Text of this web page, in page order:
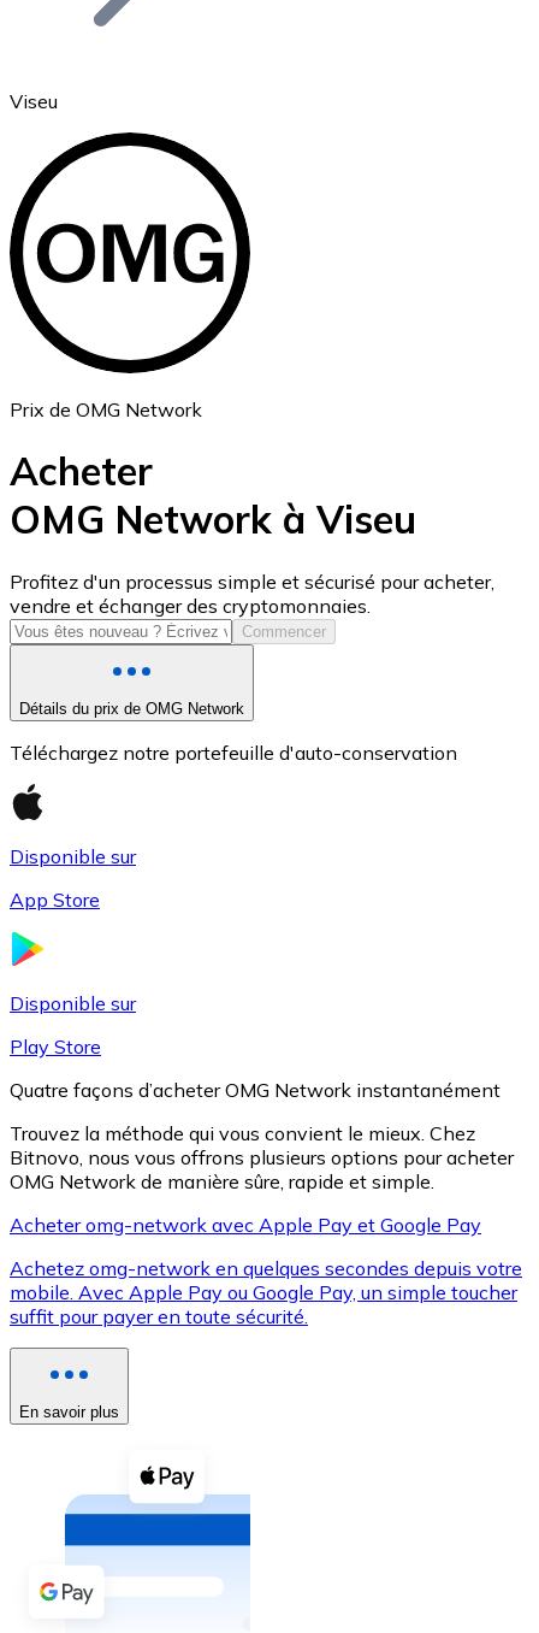
Ethereum
ETH
USD Coin
USDC
XRP
XRP
Voir toutes
Coupons crypto
Achetez des cryptomonnaies en espèces et d'autres
Acheter avec espèces
Virement SEPA
Viseu
Prix de OMG Network
Acheter
OMG Network à Viseu
Profitez d'un processus simple et sécurisé pour acheter,
vendre et échanger des cryptomonnaies.
Commencer
Détails du prix de OMG Network
Téléchargez notre portefeuille d'auto-conservation
Disponible sur
App Store
Disponible sur
Play Store
Quatre façons d’acheter OMG Network instantanément
Trouvez la méthode qui vous convient le mieux. Chez
Bitnovo, nous vous offrons plusieurs options pour acheter
OMG Network de manière sûre, rapide et simple.
Acheter omg-network avec Apple Pay et Google Pay
Achetez omg-network en quelques secondes depuis votre
mobile. Avec Apple Pay ou Google Pay, un simple toucher
suffit pour payer en toute sécurité.
En savoir plus